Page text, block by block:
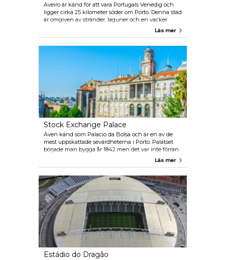
Aveiro är känd för att vara Portugals Venedig och
ligger cirka 25 kilometer söder om Porto. Denna stad
är omgiven av stränder, laguner och en vacker
kanal som löper genom staden. Det är lätt att nå
Läs mer
Stock Exchange Palace
Även känd som Palacio da Bolsa och är en av de
mest uppskattade sevärdheterna i Porto. Palatset
började man bygga år 1842 men det var inte förrän
30 år senare som den stod klar. Här kan du njuta av
Läs mer
Estádio do Dragão